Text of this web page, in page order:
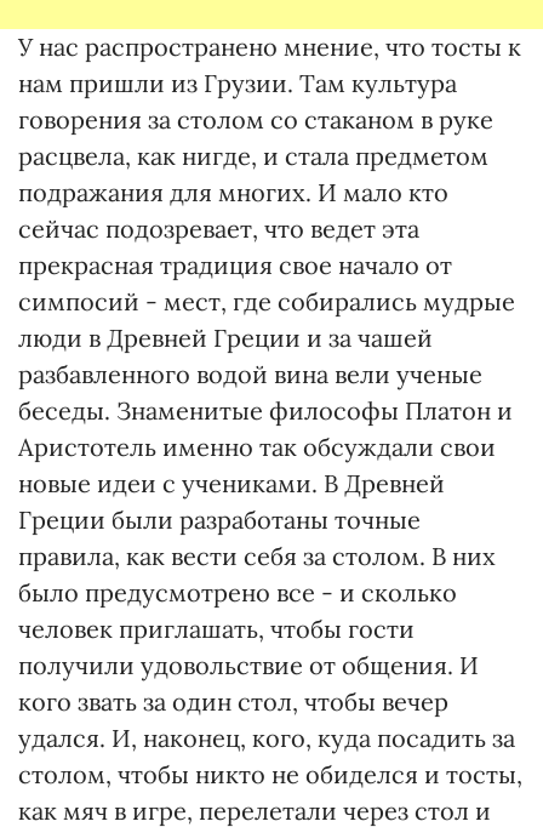
У нас распространено мнение, что тосты к
нам пришли из Грузии. Там культура
говорения за столом со стаканом в руке
расцвела, как нигде, и стала предметом
подражания для многих. И мало кто
сейчас подозревает, что ведет эта
прекрасная традиция свое начало от
симпосий - мест, где собирались мудрые
люди в Древней Греции и за чашей
разбавленного водой вина вели ученые
беседы. Знаменитые философы Платон и
Аристотель именно так обсуждали свои
новые идеи с учениками. В Древней
Греции были разработаны точные
правила, как вести себя за столом. В них
было предусмотрено все - и сколько
человек приглашать, чтобы гости
получили удовольствие от общения. И
кого звать за один стол, чтобы вечер
удался. И, наконец, кого, куда посадить за
столом, чтобы никто не обиделся и тосты,
как мяч в игре, перелетали через стол и